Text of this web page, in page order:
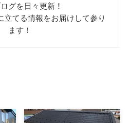
グを日々更新！
立てる情報をお届けして参り
ます！